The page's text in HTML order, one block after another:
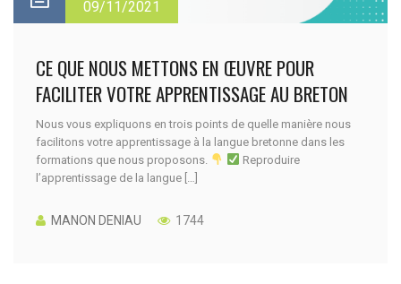
09/11/2021
CE QUE NOUS METTONS EN ŒUVRE POUR
FACILITER VOTRE APPRENTISSAGE AU BRETON
Nous vous expliquons en trois points de quelle manière nous
facilitons votre apprentissage à la langue bretonne dans les
formations que nous proposons.
Reproduire
l’apprentissage de la langue […]
MANON DENIAU 1744